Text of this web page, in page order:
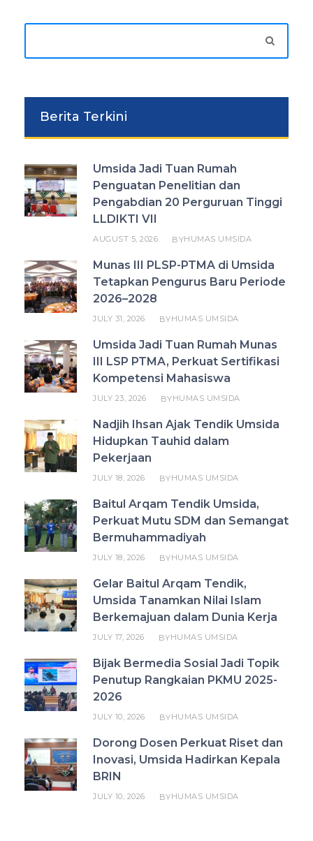
Berita Terkini
Umsida Jadi Tuan Rumah
Penguatan Penelitian dan
Pengabdian 20 Perguruan Tinggi
LLDIKTI VII
AUGUST 5, 2026 BYHUMAS UMSIDA
Munas III PLSP-PTMA di Umsida
Tetapkan Pengurus Baru Periode
2026–2028
JULY 31, 2026 BYHUMAS UMSIDA
Umsida Jadi Tuan Rumah Munas
III LSP PTMA, Perkuat Sertifikasi
Kompetensi Mahasiswa
JULY 23, 2026 BYHUMAS UMSIDA
Nadjih Ihsan Ajak Tendik Umsida
Hidupkan Tauhid dalam
Pekerjaan
JULY 18, 2026 BYHUMAS UMSIDA
Baitul Arqam Tendik Umsida,
Perkuat Mutu SDM dan Semangat
Bermuhammadiyah
JULY 18, 2026 BYHUMAS UMSIDA
Gelar Baitul Arqam Tendik,
Umsida Tanamkan Nilai Islam
Berkemajuan dalam Dunia Kerja
JULY 17, 2026 BYHUMAS UMSIDA
Bijak Bermedia Sosial Jadi Topik
Penutup Rangkaian PKMU 2025-
2026
JULY 10, 2026 BYHUMAS UMSIDA
Dorong Dosen Perkuat Riset dan
Inovasi, Umsida Hadirkan Kepala
BRIN
JULY 10, 2026 BYHUMAS UMSIDA